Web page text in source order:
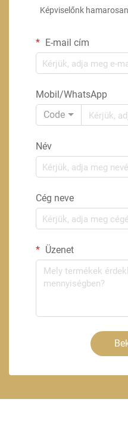
Képviselőnk
E-mail cím
Mobil/WhatsApp
Code
Név
Cég neve
Üzenet